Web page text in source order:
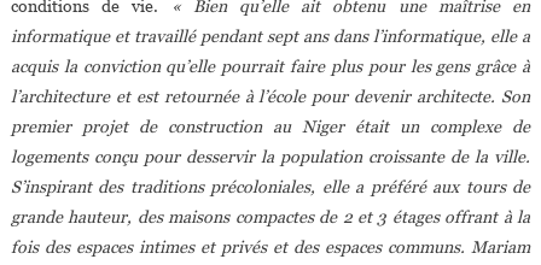
conditions de vie.
« Bien qu’elle ait obtenu une maîtrise en
informatique et travaillé pendant sept ans dans l’informatique, elle a
acquis la conviction qu’elle pourrait faire plus pour les gens grâce à
l’architecture et est retournée à l’école pour devenir architecte. Son
premier projet de construction au Niger était un complexe de
logements conçu pour desservir la population croissante de la ville.
S’inspirant des traditions précoloniales, elle a préféré aux tours de
grande hauteur, des maisons compactes de 2 et 3 étages offrant à la
fois des espaces intimes et privés et des espaces communs. Mariam